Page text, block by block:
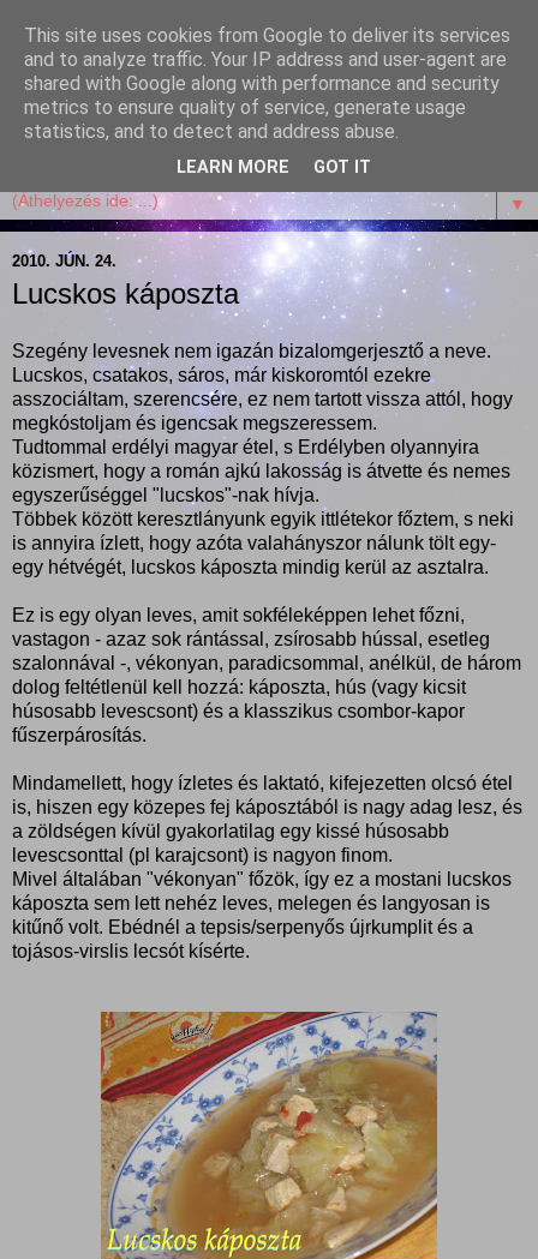
Garffyka
Szösszenetek a konyhámból, az életemből. Mosollyal,
receptekkel, vidámsággal, marcipánnal, csokival.
▼
2010. JÚN. 24.
Lucskos káposzta
Szegény levesnek nem igazán bizalomgerjesztő a neve.
Lucskos, csatakos, sáros, már kiskoromtól ezekre
asszociáltam, szerencsére, ez nem tartott vissza attól, hogy
megkóstoljam és igencsak megszeressem.
Tudtommal erdélyi magyar étel, s Erdélyben olyannyira
közismert, hogy a román ajkú lakosság is átvette és nemes
egyszerűséggel "lucskos"-nak hívja.
Többek között keresztlányunk egyik ittlétekor főztem, s neki
is annyira ízlett, hogy azóta valahányszor nálunk tölt egy-
egy hétvégét, lucskos káposzta mindig kerül az asztalra.
Ez is egy olyan leves, amit sokféleképpen lehet főzni,
vastagon - azaz sok rántással, zsírosabb hússal, esetleg
szalonnával -, vékonyan, paradicsommal, anélkül, de három
dolog feltétlenül kell hozzá: káposzta, hús (vagy kicsit
húsosabb levescsont) és a klasszikus csombor-kapor
fűszerpárosítás.
Mindamellett, hogy ízletes és laktató, kifejezetten olcsó étel
is, hiszen egy közepes fej káposztából is nagy adag lesz, és
a zöldségen kívül gyakorlatilag egy kissé húsosabb
levescsonttal (pl karajcsont) is nagyon finom.
Mivel általában "vékonyan" főzök, így ez a mostani lucskos
káposzta sem lett nehéz leves, melegen és langyosan is
kitűnő volt. Ebédnél a tepsis/serpenyős újrkumplit és a
tojásos-virslis lecsót kísérte.
This site uses cookies from Google to deliver its services
and to analyze traffic. Your IP address and user-agent are
shared with Google along with performance and security
metrics to ensure quality of service, generate usage
statistics, and to detect and address abuse.
LEARN MORE GOT IT